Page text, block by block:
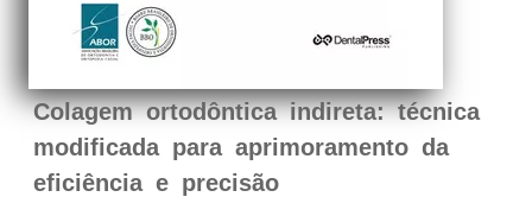
Colagem ortodôntica indireta: técnica
modificada para aprimoramento da
eficiência e precisão